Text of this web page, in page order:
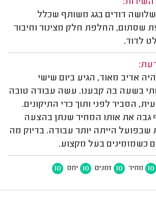
שלושה דודים בגג משותף שכלל
שסתום, החלפת חלק מצינור וחיבור
לדוד.
אדיב מאוד, הגיע ביום שישי
בשעה בה קבענו. עשה עבודה טובה
הסביר לפני ותוך כדי התיקונים.
גבה את אותו המחיר שנתן בהצעה
שבפועל הייתה יותר עבודה. בדיוק מה
כשמזמינים בעל מקצוע.
10 מחיר 10 זמנים 10 יחס 10